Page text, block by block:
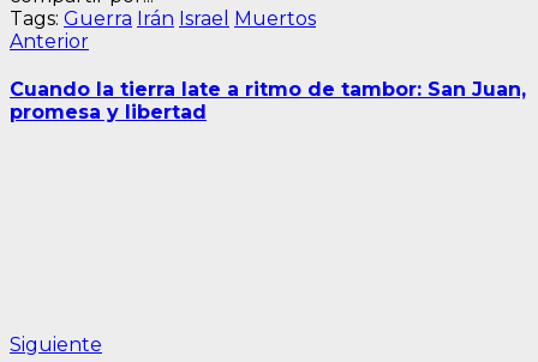
Tags: Guerra Irán Israel Muertos
Navegación
de
entradas
AnteriorEntrada
Cuando la tierra late a ritmo de tambor: San Juan,
promesa y libertad
Siguiente